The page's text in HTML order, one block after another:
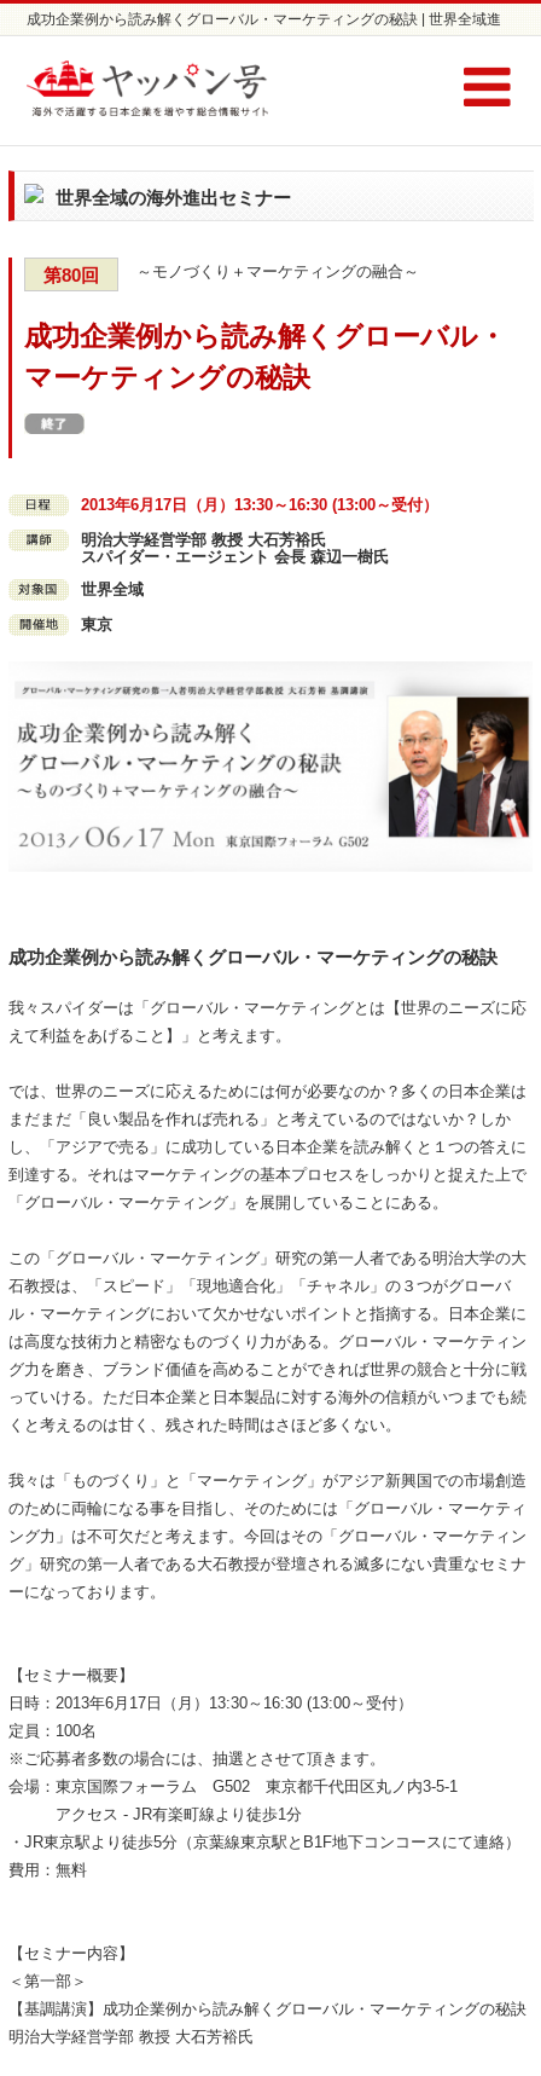
成功企業例から読み解くグローバル・マーケティングの秘訣 | 世界全域進
世界全域の海外進出セミナー
第80回
成功企業例から読み解くグローバル・
マーケティングの秘訣
～モノづくり＋マーケティングの融合～
2013年6月17日（月）13:30～16:30 (13:00～受付）
明治大学経営学部 教授 大石芳裕氏
スパイダー・エージェント 会長 森辺一樹氏
世界全域
東京
成功企業例から読み解くグローバル・マーケティングの秘訣
我々スパイダーは「グローバル・マーケティングとは【世界のニーズに応
えて利益をあげること】」と考えます。
では、世界のニーズに応えるためには何が必要なのか？多くの日本企業は
まだまだ「良い製品を作れば売れる」と考えているのではないか？しか
し、「アジアで売る」に成功している日本企業を読み解くと１つの答えに
到達する。それはマーケティングの基本プロセスをしっかりと捉えた上で
「グローバル・マーケティング」を展開していることにある。
この「グローバル・マーケティング」研究の第一人者である明治大学の大
石教授は、「スピード」「現地適合化」「チャネル」の３つがグローバ
ル・マーケティングにおいて欠かせないポイントと指摘する。日本企業に
は高度な技術力と精密なものづくり力がある。グローバル・マーケティン
グ力を磨き、ブランド価値を高めることができれば世界の競合と十分に戦
っていける。ただ日本企業と日本製品に対する海外の信頼がいつまでも続
くと考えるのは甘く、残された時間はさほど多くない。
我々は「ものづくり」と「マーケティング」がアジア新興国での市場創造
のために両輪になる事を目指し、そのためには「グローバル・マーケティ
ング力」は不可欠だと考えます。今回はその「グローバル・マーケティン
グ」研究の第一人者である大石教授が登壇される滅多にない貴重なセミナ
ーになっております。
【セミナー概要】
日時：2013年6月17日（月）13:30～16:30 (13:00～受付）
定員：100名
※ご応募者多数の場合には、抽選とさせて頂きます。
会場：東京国際フォーラム G502 東京都千代田区丸ノ内3-5-1
アクセス ‐ JR有楽町線より徒歩1分
・JR東京駅より徒歩5分（京葉線東京駅とB1F地下コンコースにて連絡）
費用：無料
【セミナー内容】
＜第一部＞
【基調講演】成功企業例から読み解くグローバル・マーケティングの秘訣
明治大学経営学部 教授 大石芳裕氏